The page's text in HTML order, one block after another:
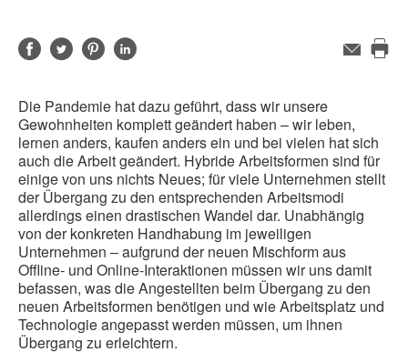
AufAufAufAuf
E-
Die Pandemie hat dazu geführt, dass wir unsere
Gewohnheiten komplett geändert haben – wir leben,
lernen anders, kaufen anders ein und bei vielen hat sich
auch die Arbeit geändert. Hybride Arbeitsformen sind für
einige von uns nichts Neues; für viele Unternehmen stellt
der Übergang zu den entsprechenden Arbeitsmodi
allerdings einen drastischen Wandel dar. Unabhängig
von der konkreten Handhabung im jeweiligen
Unternehmen – aufgrund der neuen Mischform aus
Offline- und Online-Interaktionen müssen wir uns damit
befassen, was die Angestellten beim Übergang zu den
neuen Arbeitsformen benötigen und wie Arbeitsplatz und
Technologie angepasst werden müssen, um ihnen
Übergang zu erleichtern.